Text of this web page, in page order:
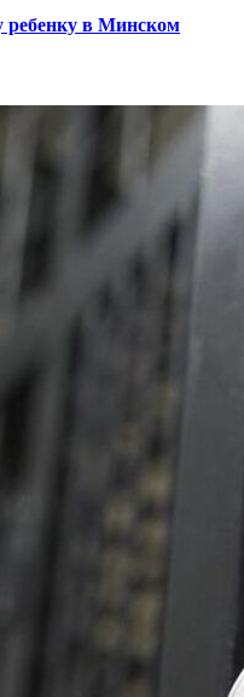
ребенку в Минском